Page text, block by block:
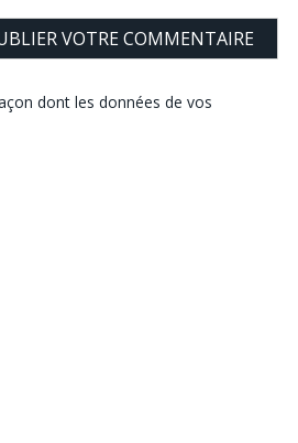
dont les données de vos